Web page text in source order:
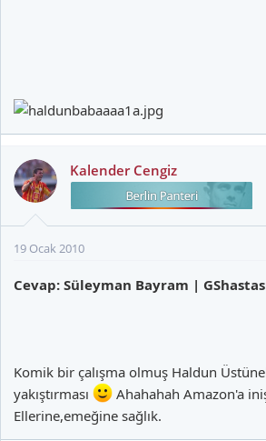
Kalender Cengiz
19 Ocak 2010
Cevap: Süleyman Bayram |
Komik bir çalışma olmuş Haldun
yakıştırması
Ahahahah Amazon'a
Ellerine,emeğine sağlık.